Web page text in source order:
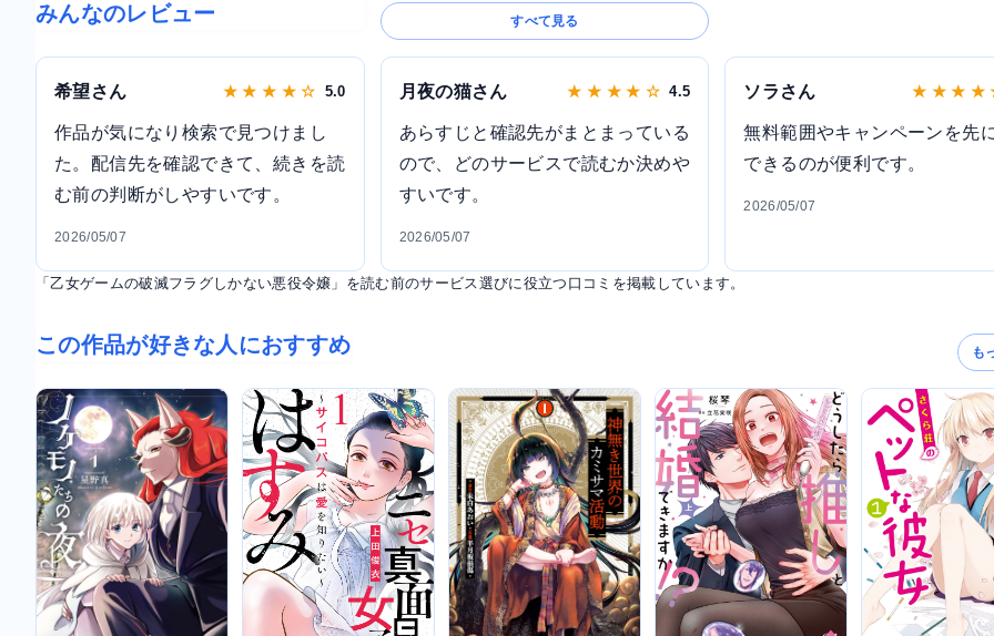
みんなのレビュー すべて見る
希望さん ★ ★ ★ ★ ☆ 5.0
作品が気になり検索で見つけまし
た。配信先を確認できて、続きを読
む前の判断がしやすいです。
2026/05/07
月夜の猫さん ★ ★ ★ ★ ☆ 4.5
あらすじと確認先がまとまっている
ので、どのサービスで読むか決めや
すいです。
2026/05/07
ソラさん ★ ★ ★ ★
無料範囲やキャンペーンを先
できるのが便利です。
2026/05/07
「乙女ゲームの破滅フラグしかない悪役令嬢」を読む前のサービス選びに役立つ口コミを掲載しています。
この作品が好きな人におすすめ も